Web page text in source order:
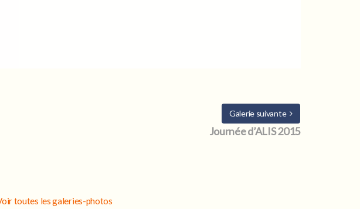
Galerie suivante
Journée d’ALIS 2015
toutes les galeries-photos